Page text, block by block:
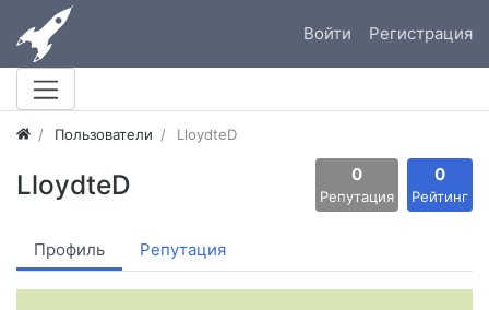
Войти Регистрация
Пользователи LloydteD
LloydteD 0
Репутация
0
Рейтинг
Профиль Репутация